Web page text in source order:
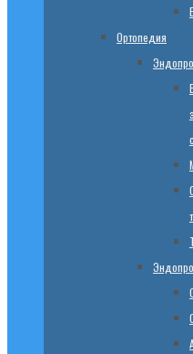
Ортопедия